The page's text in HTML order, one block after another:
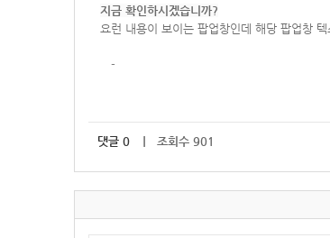
지금 확인하시겠습니까?
요런 내용이 보이는 팝업창인데 해당 팝업창
-
댓글 0 ｜ 조회수 901